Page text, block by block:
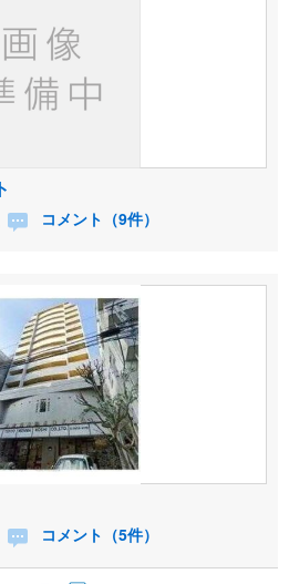
コメント（9件）
コメント（5件）